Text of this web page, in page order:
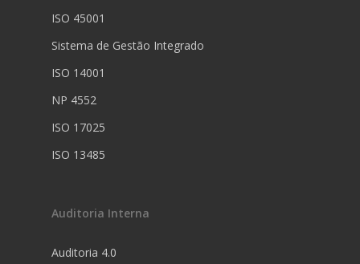
ISO 45001
Sistema de Gestão Integrado
ISO 14001
NP 4552
ISO 17025
ISO 13485
Auditoria Interna
Auditoria 4.0